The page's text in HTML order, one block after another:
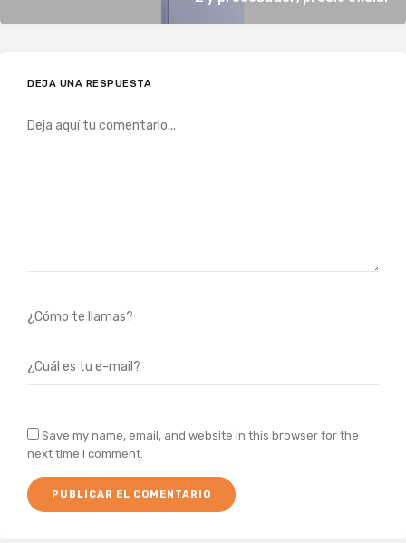
DEJA UNA RESPUESTA
Save my name, email, and website in this browser for the
next time I comment.